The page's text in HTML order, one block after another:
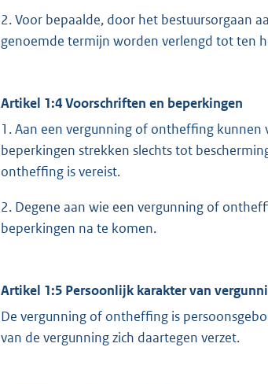
2. Voor bepaalde, door het bestuursorgaan
genoemde termijn worden verlengd tot ten
Artikel 1:4 Voorschriften en beperkingen
1. Aan een vergunning of ontheffing
beperkingen strekken slechts tot
ontheffing is vereist.
2. Degene aan wie een vergunning of
beperkingen na te komen.
Artikel 1:5 Persoonlijk karakter van
De vergunning of ontheffing is
van de vergunning zich daartegen verzet.